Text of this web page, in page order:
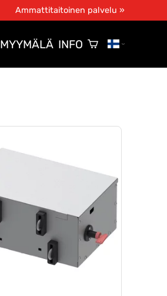
Ammattitaitoinen palvelu »
MYYMÄLÄ INFO